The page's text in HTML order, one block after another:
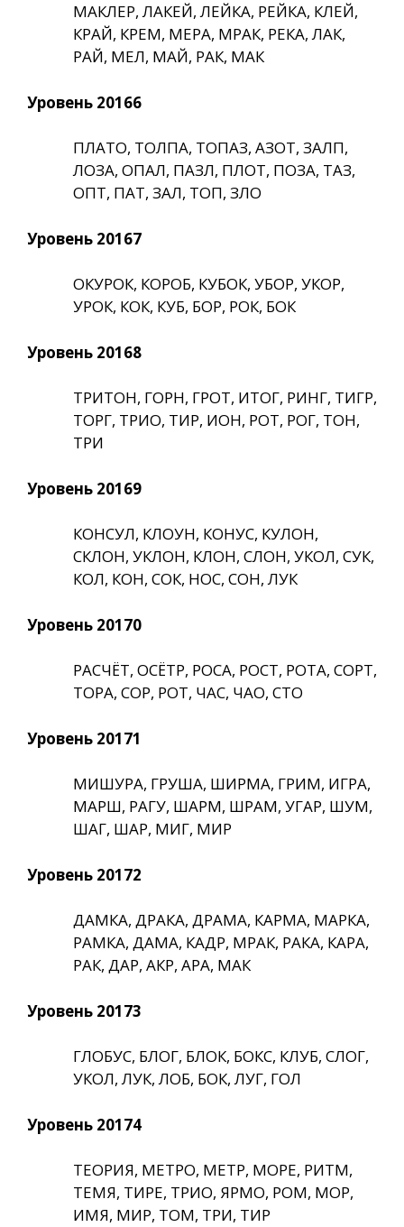
МАКЛЕР, ЛАКЕЙ, ЛЕЙКА, РЕЙКА, КЛЕЙ,
КРАЙ, КРЕМ, МЕРА, МРАК, РЕКА, ЛАК,
РАЙ, МЕЛ, МАЙ, РАК, МАК
Уровень 20166
ПЛАТО, ТОЛПА, ТОПАЗ, АЗОТ, ЗАЛП,
ЛОЗА, ОПАЛ, ПАЗЛ, ПЛОТ, ПОЗА, ТАЗ,
ОПТ, ПАТ, ЗАЛ, ТОП, ЗЛО
Уровень 20167
ОКУРОК, КОРОБ, КУБОК, УБОР, УКОР,
УРОК, КОК, КУБ, БОР, РОК, БОК
Уровень 20168
ТРИТОН, ГОРН, ГРОТ, ИТОГ, РИНГ, ТИГР,
ТОРГ, ТРИО, ТИР, ИОН, РОТ, РОГ, ТОН,
ТРИ
Уровень 20169
КОНСУЛ, КЛОУН, КОНУС, КУЛОН,
СКЛОН, УКЛОН, КЛОН, СЛОН, УКОЛ, СУК,
КОЛ, КОН, СОК, НОС, СОН, ЛУК
Уровень 20170
РАСЧЁТ, ОСЁТР, РОСА, РОСТ, РОТА, СОРТ,
ТОРА, СОР, РОТ, ЧАС, ЧАО, СТО
Уровень 20171
МИШУРА, ГРУША, ШИРМА, ГРИМ, ИГРА,
МАРШ, РАГУ, ШАРМ, ШРАМ, УГАР, ШУМ,
ШАГ, ШАР, МИГ, МИР
Уровень 20172
ДАМКА, ДРАКА, ДРАМА, КАРМА, МАРКА,
РАМКА, ДАМА, КАДР, МРАК, РАКА, КАРА,
РАК, ДАР, АКР, АРА, МАК
Уровень 20173
ГЛОБУС, БЛОГ, БЛОК, БОКС, КЛУБ, СЛОГ,
УКОЛ, ЛУК, ЛОБ, БОК, ЛУГ, ГОЛ
Уровень 20174
ТЕОРИЯ, МЕТРО, МЕТР, МОРЕ, РИТМ,
ТЕМЯ, ТИРЕ, ТРИО, ЯРМО, РОМ, МОР,
ИМЯ, МИР, ТОМ, ТРИ, ТИР